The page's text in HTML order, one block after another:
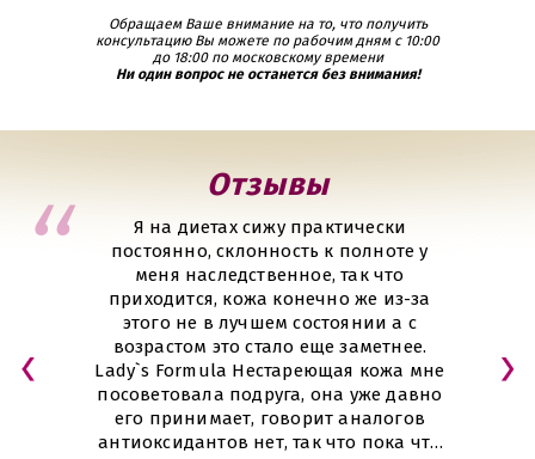
Обращаем Ваше внимание на то, что получить
консультацию Вы можете по рабочим дням с 10:00
до 18:00 по московскому времени
Ни один вопрос не останется без внимания!
Отзывы
Я на диетах сижу практически
постоянно, склонность к полноте у
меня наследственное, так что
приходится, кожа конечно же из-за
этого не в лучшем состоянии а с
возрастом это стало еще заметнее.
Lady`s Formula Нестареющая кожа мне
посоветовала подруга, она уже давно
его принимает, говорит аналогов
антиоксидантов нет, так что пока что